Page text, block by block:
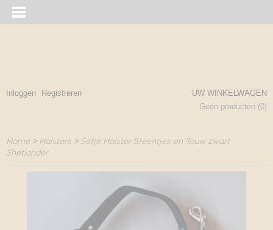
Inloggen Registreren
UW WINKELWAGEN
Geen producten (0)
Home > Halsters > Setje Halster Steentjes en Touw zwart
Shetlander